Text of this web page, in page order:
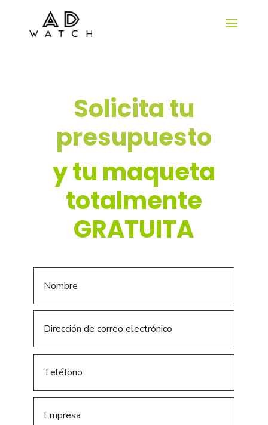
Solicita tu
presupuesto
y tu maqueta
totalmente
GRATUITA